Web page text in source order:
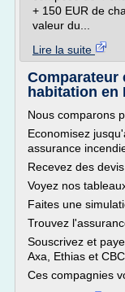
+ 150 EUR de
valeur du...
Lire la suite
Comparateur
habitation en
Nous comparons
Economisez
assurance
Recevez des
Voyez nos
Faites une
Trouvez
Souscrivez et
Axa, Ethias et CBC.
Ces compagnies